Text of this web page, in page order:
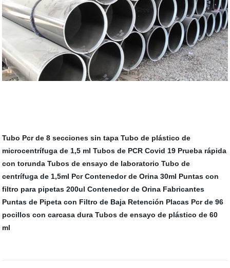
Tubo Pcr de 8 secciones sin tapa Tubo de plástico de
microcentrífuga de 1,5 ml Tubos de PCR Covid 19 Prueba rápida
con torunda Tubos de ensayo de laboratorio Tubo de
centrífuga de 1,5ml Pcr Contenedor de Orina 30ml Puntas con
filtro para pipetas 200ul Contenedor de Orina Fabricantes
Puntas de Pipeta con Filtro de Baja Retención Placas Pcr de 96
pocillos con carcasa dura Tubos de ensayo de plástico de 60
ml